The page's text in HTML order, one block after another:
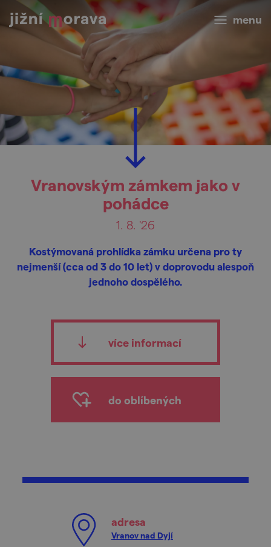
menu
Vranovským zámkem jako v
pohádce
1. 8. '26
Kostýmovaná prohlídka zámku určena pro ty
nejmenší (cca od 3 do 10 let) v doprovodu alespoň
jednoho dospělého.
více informací
do oblíbených
adresa
Vranov nad Dyjí